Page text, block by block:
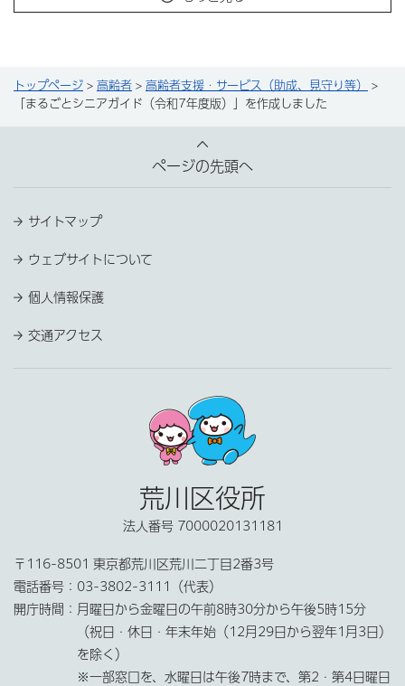
トップページ > 高齢者 > 高齢者支援・サービス（助成、見守り等）
>
「まるごとシニアガイド（令和7年度版）」を作成しました
ページの先頭へ
サイトマップ
ウェブサイトについて
個人情報保護
交通アクセス
荒川区役所
法人番号 7000020131181
〒116-8501 東京都荒川区荒川二丁目2番3号
電話番号： 03-3802-3111（代表）
開庁時間： 月曜日から金曜日の午前8時30分から午後5時15分
（祝日・休日・年末年始（12月29日から翌年1月3日）
を除く）
※一部窓口を、水曜日は午後7時まで、第2・第4日曜日